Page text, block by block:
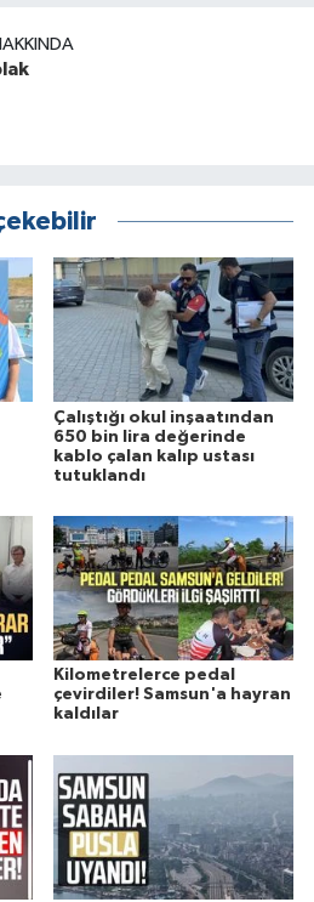
Çalıştığı okul inşaatından
650 bin lira değerinde
kablo çalan kalıp ustası
tutuklandı
Kilometrelerce pedal
çevirdiler! Samsun'a hayran
kaldılar